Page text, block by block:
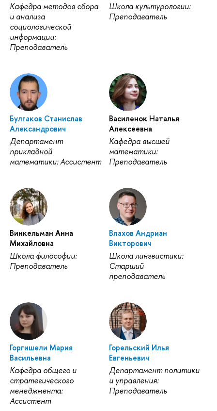
Кафедра методов сбора
и анализа
социологической
информации:
Преподаватель
Школа культурологии:
Преподаватель
Булгаков Станислав
Александрович
Департамент
прикладной
математики: Ассистент
Василенок Наталья
Алексеевна
Кафедра высшей
математики:
Преподаватель
Винкельман Анна
Михайловна
Школа философии:
Преподаватель
Влахов Андриан
Викторович
Школа лингвистики:
Старший
преподаватель
Горгишели Мария
Васильевна
Кафедра общего и
стратегического
менеджмента:
Ассистент
Горельский Илья
Евгеньевич
Департамент политики
и управления:
Преподаватель